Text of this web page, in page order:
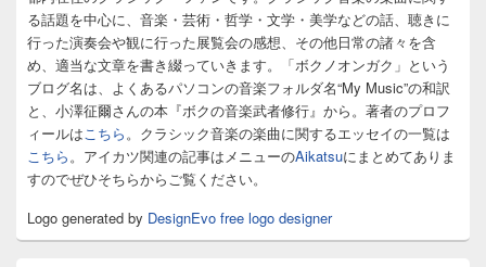
バ
ー
ウ
ィ
ト
ア
る話題を中心に、音楽・芸術・哲学・文学・美学などの話、聴きに
行った演奏会や観に行った展覧会の感想、その他日常の諸々を含
め、適当な文章を書き綴っていきます。「ボクノオンガク」という
ブログ名は、よくあるパソコンの音楽フォルダ名“My Music”の和訳
と、小澤征爾さんの本『ボクの音楽武者修行』から。著者のプロフ
ィールはこちら。クラシック音楽の楽曲に関するエッセイの一覧は
こちら。アイカツ関連の記事はメニューのAikatsuにまとめてありま
すのでぜひそちらからご覧ください。
Logo generated by DesignEvo free logo designer